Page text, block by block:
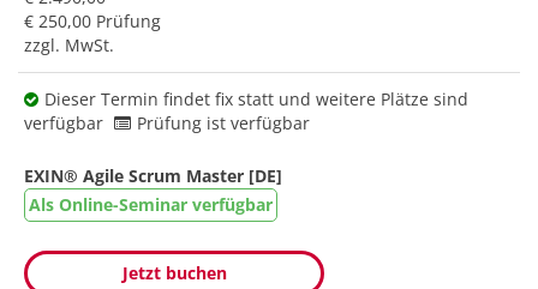
€ 250,00 Prüfung
zzgl. MwSt.
Dieser Termin findet fix statt und weitere Plätze sind
verfügbar
Prüfung ist verfügbar
EXIN® Agile Scrum Master [DE]
Als Online-Seminar verfügbar
Jetzt buchen